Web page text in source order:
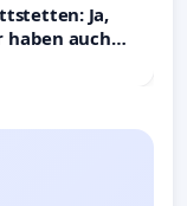
Ja,
haben auch